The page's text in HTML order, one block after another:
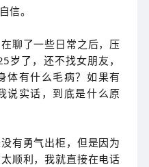
信。
聊了一些日常之后，压
岁了，还不找女朋友，
体有什么毛病？如果有
说实话，到底是什么原
有勇气出柜，但是因为
顺利，我就直接在电话